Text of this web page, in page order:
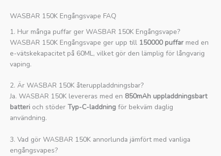
WASBAR 150K Engångsvape FAQ
1. Hur många puffar ger WASBAR 150K Engångsvape?
WASBAR 150K Engångsvape ger upp till 150000 puffar med en
e-vätskekapacitet på 60ML, vilket gör den lämplig för långvarig
vaping.
2. Är WASBAR 150K återuppladdningsbar?
Ja. WASBAR 150K levereras med en 850mAh uppladdningsbart
batteri och stöder Typ-C-laddning för bekväm daglig
användning.
3. Vad gör WASBAR 150K annorlunda jämfört med vanliga
engångsvapes?